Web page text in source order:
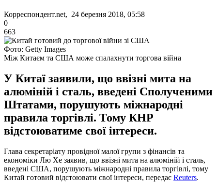
Корреспондент.net, 24 березня 2018, 05:58
0
663
Фото: Getty Images
Між Китаєм та США може спалахнути торгова війна
У Китаї заявили, що ввізні мита на
алюміній і сталь, введені Сполученими
Штатами, порушують міжнародні
правила торгівлі. Тому КНР
відстоюватиме свої інтереси.
Глава секретаріату провідної малої групи з фінансів та
економіки Лю Хе заявив, що ввізні мита на алюміній і сталь,
введені США, порушують міжнародні правила торгівлі, тому
Китай готовий відстоювати свої інтереси, передає Reuters.